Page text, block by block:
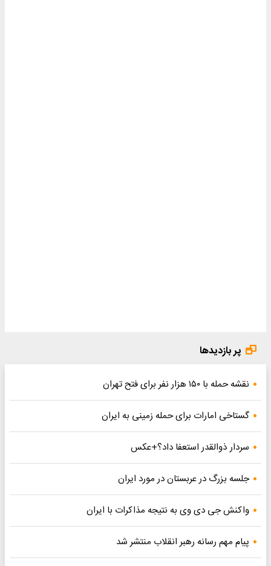
پر بازدیدها
نقشه حمله با ۱۵۰ هزار نفر برای فتح تهران
گستاخی امارات برای حمله زمینی به ایران
سردار ذوالقدر استعفا داد؟+عکس
جلسه بزرگ در عربستان در مورد ایران
واکنش جی دی وی به نتیجه مذاکرات با ایران
پیام مهم رسانه رهبر انقلاب منتشر شد